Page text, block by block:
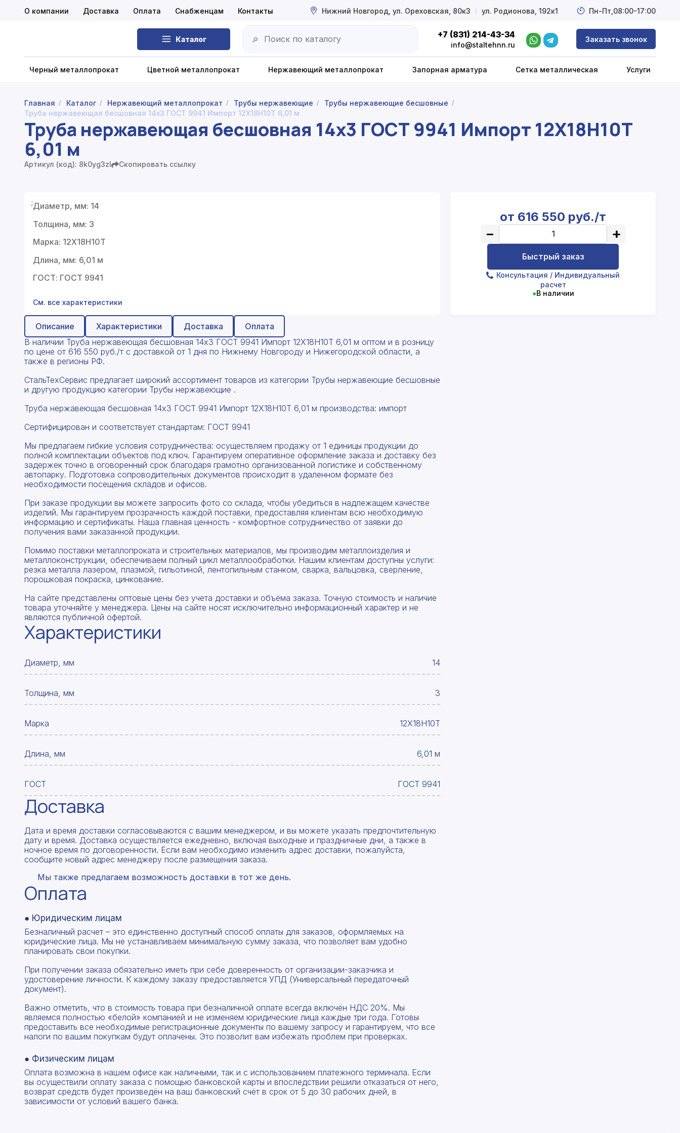
Каталог 🔎
+7 (831) 214-43-34
info@staltehnn.ru
Заказать звонок
Черный металлопрокат Цветной металлопрокат Нержавеющий металлопрокат Запорная арматура Сетка металлическая Услуги
О компании Доставка Оплата Снабженцам Контакты Нижний Новгород, ул. Ореховская, 80к3 l ул. Родионова, 192к1 Пн-Пт, 08:00-17:00
Черный металлопрокат
Цветной металлопрокат
Нержавеющий металлопрокат
Сетка металлическая
Профнастил
Главная / Каталог / Нержавеющий металлопрокат / Трубы нержавеющие / Трубы нержавеющие бесшовные /
Труба нержавеющая бесшовная 14x3 ГОСТ 9941 Импорт 12Х18Н10Т 6,01 м
Труба нержавеющая бесшовная 14x3 ГОСТ 9941 Импорт 12Х18Н10Т
6,01 м
Артикул (код): 8k0yg3zl Скопировать ссылку
;Диаметр, мм: 14
Толщина, мм: 3
Марка: 12Х18Н10Т
Длина, мм: 6,01 м
ГОСТ: ГОСТ 9941
См. все характеристики
от 616 550 руб./т
− +
Быстрый заказ
Консультация / Индивидуальный
расчет
●В наличии
Описание Характеристики Доставка
Оплата
В наличии Труба нержавеющая бесшовная 14x3 ГОСТ 9941 Импорт 12Х18Н10Т 6,01 м оптом и в розницу
по цене от 616 550 руб./т с доставкой от 1 дня по Нижнему Новгороду и Нижегородской области, а
также в регионы РФ.
СтальТехСервис предлагает широкий ассортимент товаров из категории Трубы нержавеющие бесшовные
и другую продукцию категории Трубы нержавеющие .
Труба нержавеющая бесшовная 14x3 ГОСТ 9941 Импорт 12Х18Н10Т 6,01 м производства: импорт
Сертифицирован и соответствует стандартам: ГОСТ 9941
Мы предлагаем гибкие условия сотрудничества: осуществляем продажу от 1 единицы продукции до
полной комплектации объектов под ключ. Гарантируем оперативное оформление заказа и доставку без
задержек точно в оговоренный срок благодаря грамотно организованной логистике и собственному
автопарку. Подготовка сопроводительных документов происходит в удаленном формате без
необходимости посещения складов и офисов.
При заказе продукции вы можете запросить фото со склада, чтобы убедиться в надлежащем качестве
изделий. Мы гарантируем прозрачность каждой поставки, предоставляя клиентам всю необходимую
информацию и сертификаты. Наша главная ценность - комфортное сотрудничество от заявки до
получения вами заказанной продукции.
Помимо поставки металлопроката и строительных материалов, мы производим металлоизделия и
металлоконструкции, обеспечиваем полный цикл металлообработки. Нашим клиентам доступны услуги:
резка металла лазером, плазмой, гильотиной, лентопильным станком, сварка, вальцовка, сверление,
порошковая покраска, цинкование.
На сайте представлены оптовые цены без учета доставки и объёма заказа. Точную стоимость и наличие
товара уточняйте у менеджера. Цены на сайте носят исключительно информационный характер и не
являются публичной офертой.
Характеристики
Диаметр, мм 14
Толщина, мм 3
Марка 12Х18Н10Т
Длина, мм 6,01 м
ГОСТ ГОСТ 9941
Доставка
Дата и время доставки согласовываются с вашим менеджером, и вы можете указать предпочтительную
дату и время. Доставка осуществляется ежедневно, включая выходные и праздничные дни, а также в
ночное время по договоренности. Если вам необходимо изменить адрес доставки, пожалуйста,
сообщите новый адрес менеджеру после размещения заказа.
Мы также предлагаем возможность доставки в тот же день.
Оплата
● Юридическим лицам
Безналичный расчет – это единственно доступный способ оплаты для заказов, оформляемых на
юридические лица. Мы не устанавливаем минимальную сумму заказа, что позволяет вам удобно
планировать свои покупки.
При получении заказа обязательно иметь при себе доверенность от организации-заказчика и
удостоверение личности. К каждому заказу предоставляется УПД (Универсальный передаточный
документ).
Важно отметить, что в стоимость товара при безналичной оплате всегда включён НДС 20%. Мы
являемся полностью «белой» компанией и не изменяем юридические лица каждые три года. Готовы
предоставить все необходимые регистрационные документы по вашему запросу и гарантируем, что все
налоги по вашим покупкам будут оплачены. Это позволит вам избежать проблем при проверках.
● Физическим лицам
Оплата возможна в нашем офисе как наличными, так и с использованием платежного терминала. Если
вы осуществили оплату заказа с помощью банковской карты и впоследствии решили отказаться от него,
возврат средств будет произведён на ваш банковский счёт в срок от 5 до 30 рабочих дней, в
зависимости от условий вашего банка.
Рассчитать смету
расчет сметы. Мы свяжемся с вами в кратчайшие
сроки.
Оставьте номер телефона
Мы свяжемся с вами в ближайшее время!